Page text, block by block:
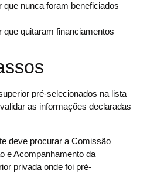
que nunca foram beneficiados
que quitaram financiamentos
pré-selecionados na lista
as informações declaradas
deve procurar a Comissão
e Acompanhamento da
privada onde foi pré-